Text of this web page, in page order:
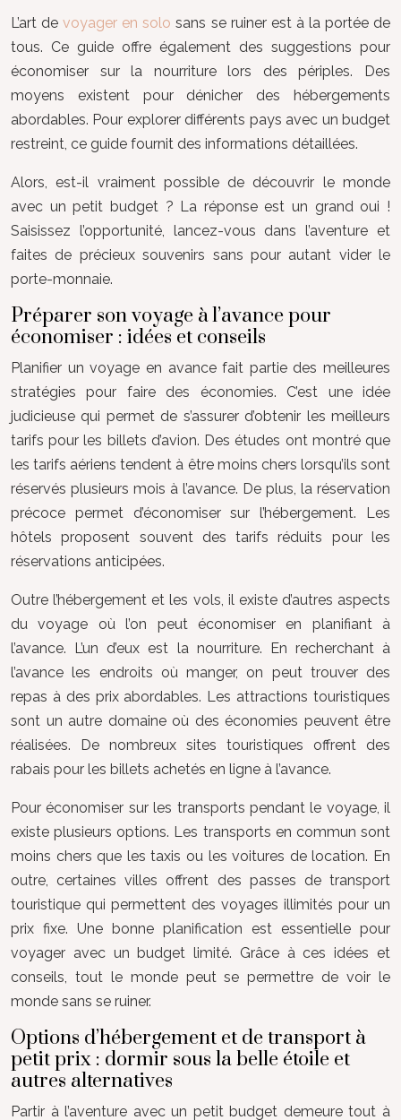
L’art devoyager en solo sans se ruiner est à la portée de
tous. Ce guide offre également des suggestions pour
économiser sur la nourriture lors des périples. Des
moyens existent pour dénicher des hébergements
abordables. Pour explorer différents pays avec un budget
restreint, ce guide fournit des informations détaillées.
Alors, est-il vraiment possible de découvrir le monde
avec un petit budget ? La réponse est un grand oui !
Saisissez l’opportunité, lancez-vous dans l’aventure et
faites de précieux souvenirs sans pour autant vider le
porte-monnaie.
Préparer son voyage à l’avance pour
économiser : idées et conseils
Planifier un voyage en avance fait partie des meilleures
stratégies pour faire des économies. C’est une idée
judicieuse qui permet de s’assurer d’obtenir les meilleurs
tarifs pour les billets d’avion. Des études ont montré que
les tarifs aériens tendent à être moins chers lorsqu’ils sont
réservés plusieurs mois à l’avance. De plus, la réservation
précoce permet d’économiser sur l’hébergement. Les
hôtels proposent souvent des tarifs réduits pour les
réservations anticipées.
Outre l’hébergement et les vols, il existe d’autres aspects
du voyage où l’on peut économiser en planifiant à
l’avance. L’un d’eux est la nourriture. En recherchant à
l’avance les endroits où manger, on peut trouver des
repas à des prix abordables. Les attractions touristiques
sont un autre domaine où des économies peuvent être
réalisées. De nombreux sites touristiques offrent des
rabais pour les billets achetés en ligne à l’avance.
Pour économiser sur les transports pendant le voyage, il
existe plusieurs options. Les transports en commun sont
moins chers que les taxis ou les voitures de location. En
outre, certaines villes offrent des passes de transport
touristique qui permettent des voyages illimités pour un
prix fixe. Une bonne planification est essentielle pour
voyager avec un budget limité. Grâce à ces idées et
conseils, tout le monde peut se permettre de voir le
monde sans se ruiner.
Options d’hébergement et de transport à
petit prix : dormir sous la belle étoile et
autres alternatives
Partir à l’aventure avec un petit budget demeure tout à